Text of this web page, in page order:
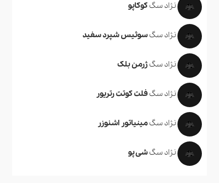
نژاد سگکوکاپو
نژاد سگسوئیس شپرد سفید
نژاد سگژرمن بلک
نژاد سگفلت کوتت رتریور
نژاد سگمینیاتور اشنوزر
نژاد سگشی پو